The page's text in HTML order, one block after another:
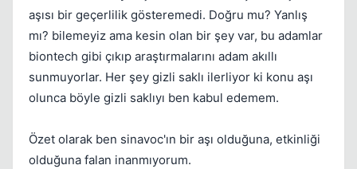
aşısı bir geçerlilik gösteremedi. Doğru mu? Yanlış
mı? bilemeyiz ama kesin olan bir şey var, bu adamlar
biontech gibi çıkıp araştırmalarını adam akıllı
sunmuyorlar. Her şey gizli saklı ilerliyor ki konu aşı
olunca böyle gizli saklıyı ben kabul edemem.
Özet olarak ben sinavoc'ın bir aşı olduğuna, etkinliği
olduğuna falan inanmıyorum.